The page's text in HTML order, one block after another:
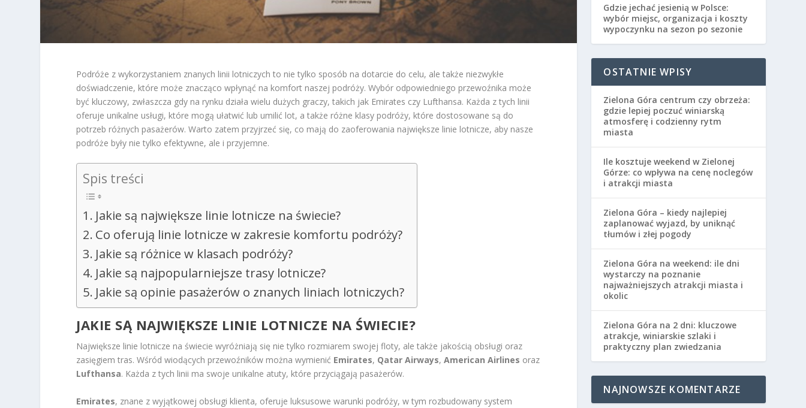
Podróże z wykorzystaniem znanych linii lotniczych to nie tylko sposób na dotarcie do celu, ale także niezwykłe
doświadczenie, które może znacząco wpłynąć na komfort naszej podróży. Wybór odpowiedniego przewoźnika może
być kluczowy, zwłaszcza gdy na rynku działa wielu dużych graczy, takich jak Emirates czy Lufthansa. Każda z tych linii
oferuje unikalne usługi, które mogą ułatwić lub umilić lot, a także różne klasy podróży, które dostosowane są do
potrzeb różnych pasażerów. Warto zatem przyjrzeć się, co mają do zaoferowania największe linie lotnicze, aby nasze
podróże były nie tylko efektywne, ale i przyjemne.
Spis treści
Jakie są największe linie lotnicze na świecie?
Co oferują linie lotnicze w zakresie komfortu podróży?
Jakie są różnice w klasach podróży?
Jakie są najpopularniejsze trasy lotnicze?
Jakie są opinie pasażerów o znanych liniach lotniczych?
JAKIE SĄ NAJWIĘKSZE LINIE LOTNICZE NA ŚWIECIE?
Największe linie lotnicze na świecie wyróżniają się nie tylko rozmiarem swojej floty, ale także jakością obsługi oraz
zasięgiem tras. Wśród wiodących przewoźników można wymienić Emirates, Qatar Airways,American Airlines oraz
Lufthansa. Każda z tych linii ma swoje unikalne atuty, które przyciągają pasażerów.
Emirates, znane z wyjątkowej obsługi klienta, oferuje luksusowe warunki podróży, w tym rozbudowany system
Gdzie jechać jesienią w Polsce:
wybór miejsc, organizacja i koszty
wypoczynku na sezon po sezonie
OSTATNIE WPISY
Zielona Góra centrum czy obrzeża:
gdzie lepiej poczuć winiarską
atmosferę i codzienny rytm
miasta
Ile kosztuje weekend w Zielonej
Górze: co wpływa na cenę noclegów
i atrakcji miasta
Zielona Góra – kiedy najlepiej
zaplanować wyjazd, by uniknąć
tłumów i złej pogody
Zielona Góra na weekend: ile dni
wystarczy na poznanie
najważniejszych atrakcji miasta i
okolic
Zielona Góra na 2 dni: kluczowe
atrakcje, winiarskie szlaki i
praktyczny plan zwiedzania
NAJNOWSZE KOMENTARZE